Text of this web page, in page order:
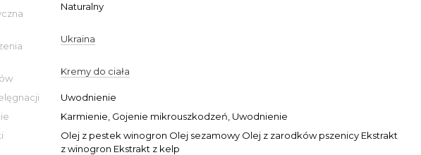
Naturalny
Ukraina
Kremy do ciała
Uwodnienie
Karmienie, Gojenie mikrouszkodzeń, Uwodnienie
Olej z pestek winogron Olej sezamowy Olej z zarodków pszenicy Ekstrakt
z winogron Ekstrakt z kelp